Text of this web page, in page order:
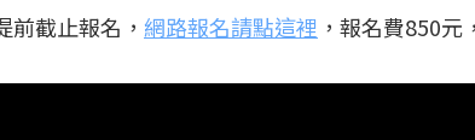
截止報名， 網路報名請點這裡 ，報名費850元